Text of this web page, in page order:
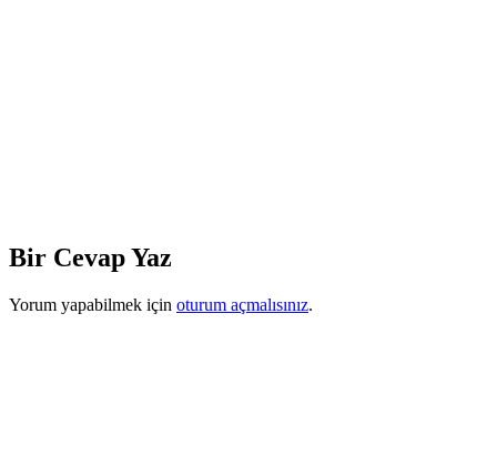
Bir Cevap Yaz
Yorum yapabilmek için oturum açmalısınız.